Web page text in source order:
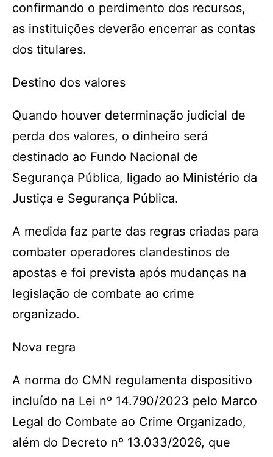
confirmando o perdimento dos recursos,
as instituições deverão encerrar as contas
dos titulares.
Destino dos valores
Quando houver determinação judicial de
perda dos valores, o dinheiro será
destinado ao Fundo Nacional de
Segurança Pública, ligado ao Ministério da
Justiça e Segurança Pública.
A medida faz parte das regras criadas para
combater operadores clandestinos de
apostas e foi prevista após mudanças na
legislação de combate ao crime
organizado.
Nova regra
A norma do CMN regulamenta dispositivo
incluído na Lei nº 14.790/2023 pelo Marco
Legal do Combate ao Crime Organizado,
além do Decreto nº 13.033/2026, que